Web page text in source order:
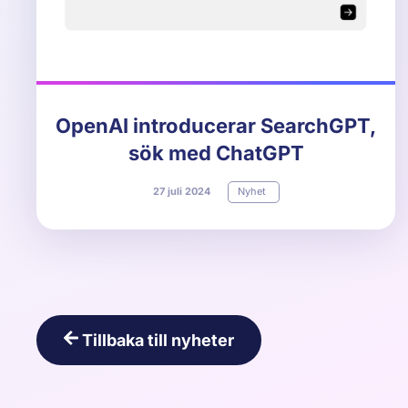
OpenAI introducerar SearchGPT,
sök med ChatGPT
27 juli 2024 Nyhet
Tillbaka till nyheter